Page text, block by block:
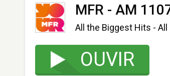
MFR - AM
All the Biggest Hits - All
OUVIR